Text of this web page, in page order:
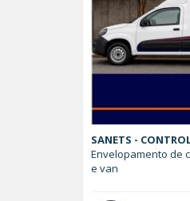
SANETS -
Envelopamento de
e van